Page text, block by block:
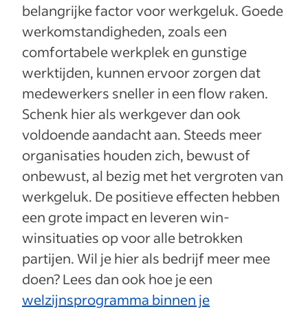
belangrijke factor voor werkgeluk. Goede
werkomstandigheden, zoals een
comfortabele werkplek en gunstige
werktijden, kunnen ervoor zorgen dat
medewerkers sneller in een flow raken.
Schenk hier als werkgever dan ook
voldoende aandacht aan. Steeds meer
organisaties houden zich, bewust of
onbewust, al bezig met het vergroten van
werkgeluk. De positieve effecten hebben
een grote impact en leveren win-
winsituaties op voor alle betrokken
partijen. Wil je hier als bedrijf meer mee
doen? Lees dan ook hoe je een
welzijnsprogramma binnen je